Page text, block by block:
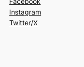
Instagram
Twitter/X